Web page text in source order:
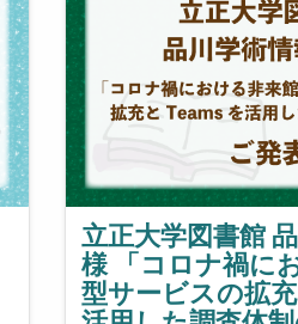
立正大学図書館
様 「コロナ禍に
型サービスの拡